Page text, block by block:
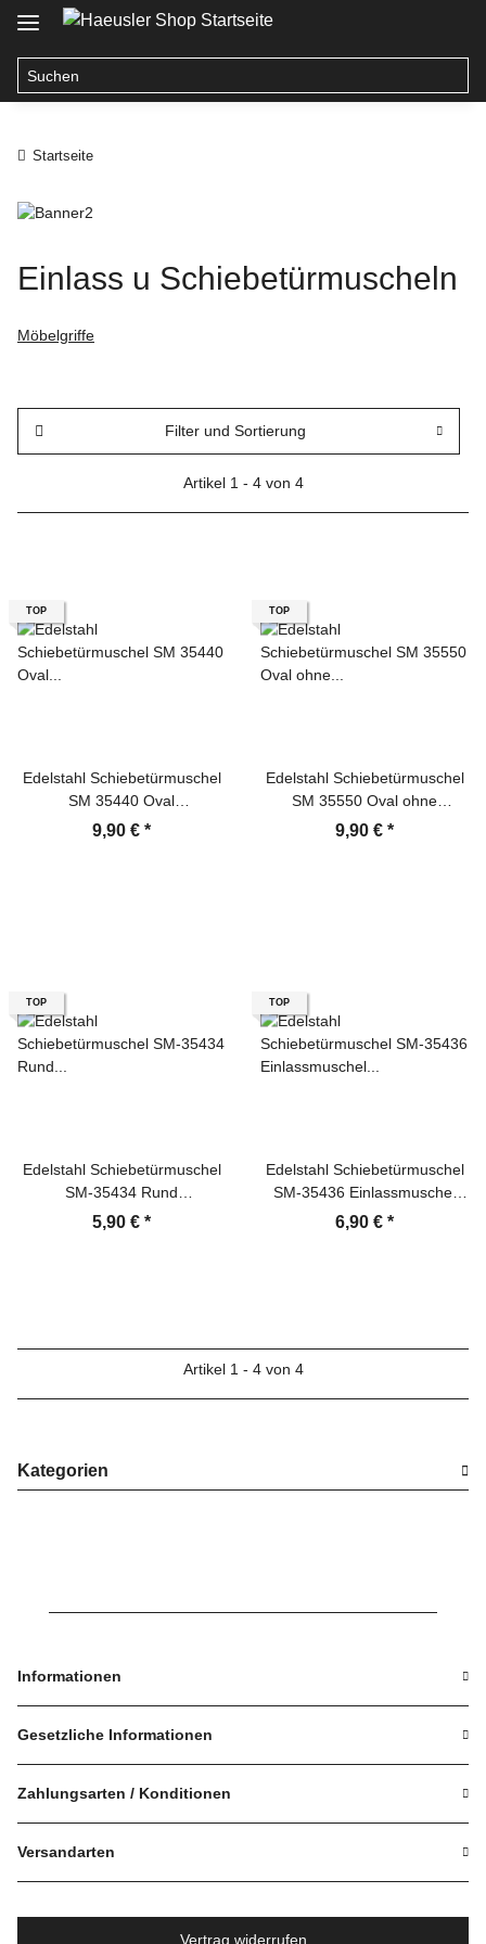
Startseite
Einlass u Schiebetürmuscheln
Möbelgriffe
Filter und Sortierung
Artikel 1 - 4 von 4
TOP
Edelstahl Schiebetürmuschel
SM 35440 Oval
Einlassmuschel Griffmuschel
9,90 € *
TOP
Edelstahl Schiebetürmuschel
SM 35550 Oval ohne
Lochung Griffmuschel
9,90 € *
TOP
Edelstahl Schiebetürmuschel
SM-35434 Rund
Einlassmuschel Griffmuschel
5,90 € *
TOP
Edelstahl Schiebetürmuschel
SM-35436 Einlassmuschel
Griffmuschel Türgriff
6,90 € *
Artikel 1 - 4 von 4
Kategorien
Informationen
Gesetzliche Informationen
Zahlungsarten / Konditionen
Versandarten
Vertrag widerrufen